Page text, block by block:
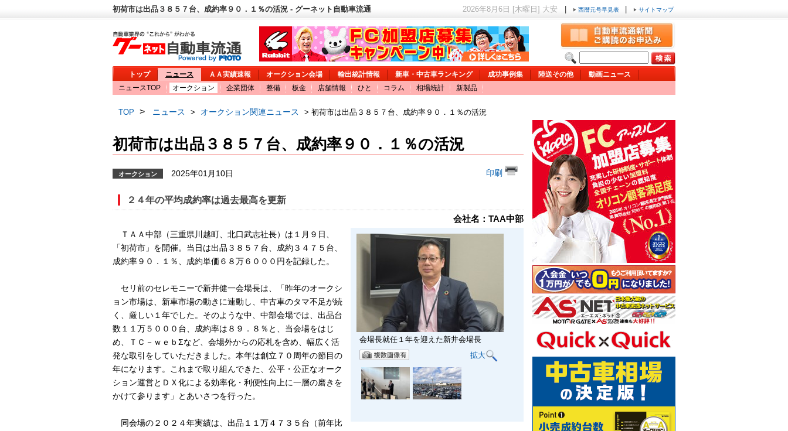
初荷市は出品３８５７台、成約率９０．１％の活況 - グーネット自動車流通 2026年8月6日 [木曜日] 大安 西暦元号早見表 サイトマップ
トップ ニュース ＡＡ実績速報 オークション会場 輸出統計情報 新車・中古車ランキング 成功事例集 陸送その他
動画ニュース
ニュースTOP
オークション 企業団体 整備 板金 店舗情報 ひと コラム 相場統計 新製品
TOP > ニュース > オークション関連ニュース > 初荷市は出品３８５７台、成約率９０．１％の活況
初荷市は出品３８５７台、成約率９０．１％の活況
オークション 2025年01月10日 印刷
２４年の平均成約率は過去最高を更新
会社名：TAA中部
会場長就任１年を迎えた新井会場長
拡大
ＴＡＡ中部（三重県川越町、北口武志社長）は１月９日、
「初荷市」を開催。当日は出品３８５７台、成約３４７５台、
成約率９０．１％、成約単価６８万６０００円を記録した。
セリ前のセレモニーで新井健一会場長は、「昨年のオークシ
ョン市場は、新車市場の動きに連動し、中古車のタマ不足が続
く、厳しい１年でした。そのような中、中部会場では、出品台
数１１万５０００台、成約率は８９．８％と、当会場をはじ
め、ＴＣ－ｗｅｂΣなど、会場外からの応札を含め、幅広く活
発な取引をしていただきました。本年は創立７０周年の節目の
年になります。これまで取り組んできた、公平・公正なオーク
ション運営とＤＸ化による効率化・利便性向上に一層の磨きを
かけて参ります」とあいさつを行った。
同会場の２０２４年実績は、出品１１万４７３５台（前年比